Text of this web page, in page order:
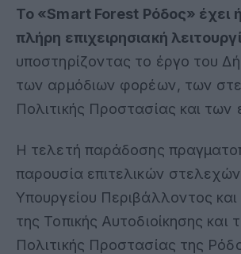
Το «Smart Forest Ρόδος» έχει
πλήρη επιχειρησιακή
υποστηρίζοντας το έργο του
των αρμόδιων φορέων, των
Πολιτικής Προστασίας και των
Η τελετή παράδοσης
παρουσία επιτελικών
Υπουργείου Περιβάλλοντος και
της Τοπικής Αυτοδιοίκησης
Πολιτικής Προστασίας της